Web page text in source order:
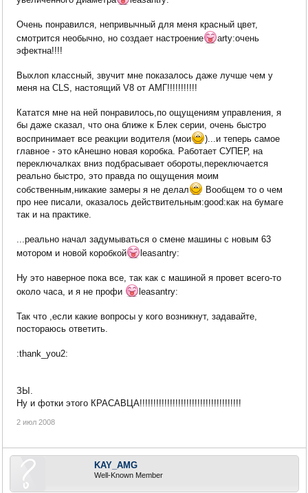
Очень понравился, непривычный для меня красный цвет,
смотрится необычно, но создает настроение
arty:очень
эфектна!!!!
Выхлоп классный, звучит мне показалось даже лучше чем у
меня на CLS, настоящий V8 от АМГ!!!!!!!!!!!
Кататся мне на ней понравилось,по ощущениям управления, я
бы даже сказал, что она ближе к Блек серии, очень быстро
воспринимает все реакции водителя (мои
)...и теперь самое
главное - это кАнешно новая коробка. Работает СУПЕР, на
переключалках вниз подбрасывает обороты,переключается
реально быстро, это правда по ощущения моим
собственным,никакие замеры я не делал
Вообщем то о чем
про нее писали, оказалось действительным:good:как на бумаге
так и на практике.
...реально начал задумываться о смене машины с новым 63
мотором и новой коробкой
leasantry:
Ну это наверное пока все, так как с машиной я провет всего-то
около часа, и я не профи
leasantry:
Так что ,если какие вопросы у кого возникнут, задавайте,
постораюсь ответить.
:thank_you2:
ЗЫ.
Ну и фотки этого КРАСАВЦА!!!!!!!!!!!!!!!!!!!!!!!!!!!!!!!!!!!!!
2 июл 2008
KAY_AMG
Well-Known Member